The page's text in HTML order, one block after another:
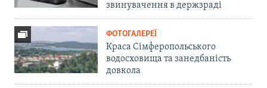
звинувачення в держзраді
ФОТОГАЛЕРЕЇ
Краса Сімферопольського
водосховища та занедбаність
довкола